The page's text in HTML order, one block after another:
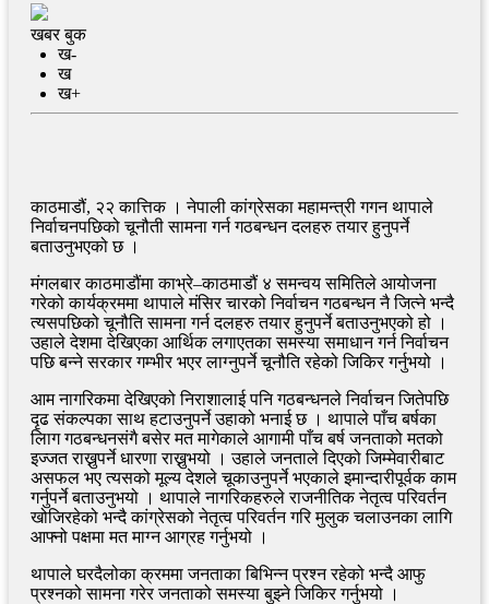
खबर बुक
ख-
ख
ख+
काठमाडौं, २२ कात्तिक । नेपाली कांग्रेसका महामन्त्री गगन थापाले
निर्वाचनपछिको चूनौती सामना गर्न गठबन्धन दलहरु तयार हुनुपर्ने
बताउनुभएको छ ।
मंगलबार काठमाडौंमा काभ्रे–काठमाडौं ४ समन्वय समितिले आयोजना
गरेको कार्यक्रममा थापाले मंसिर चारको निर्वाचन गठबन्धन नै जित्ने भन्दै
त्यसपछिको चूनौति सामना गर्न दलहरु तयार हुनुपर्ने बताउनुभएको हो ।
उहाले देशमा देखिएका आर्थिक लगाएतका समस्या समाधान गर्न निर्वाचन
पछि बन्ने सरकार गम्भीर भएर लाग्नुपर्ने चूनौति रहेको जिकिर गर्नुभयो ।
आम नागरिकमा देखिएको निराशालाई पनि गठबन्धनले निर्वाचन जितेपछि
दृढ संकल्पका साथ हटाउनुपर्ने उहाको भनाई छ । थापाले पाँच बर्षका
लािग गठबन्धनसंगै बसेर मत मागेकाले आगामी पाँच बर्ष जनताको मतको
इज्जत राख्नुपर्ने धारणा राख्नुभयो । उहाले जनताले दिएको जिम्मेवारीबाट
असफल भए त्यसको मूल्य देशले चूकाउनुपर्ने भएकाले इमान्दारीपूर्वक काम
गर्नुपर्ने बताउनुभयो । थापाले नागरिकहरुले राजनीतिक नेतृत्व परिवर्तन
खोजिरहेको भन्दै कांग्रेसको नेतृत्व परिवर्तन गरि मुलुक चलाउनका लागि
आफ्नो पक्षमा मत माग्न आग्रह गर्नुभयो ।
थापाले घरदैलोका क्रममा जनताका बिभिन्न प्रश्न रहेको भन्दै आफु
प्रश्नको सामना गरेर जनताको समस्या बुझ्ने जिकिर गर्नुभयो ।